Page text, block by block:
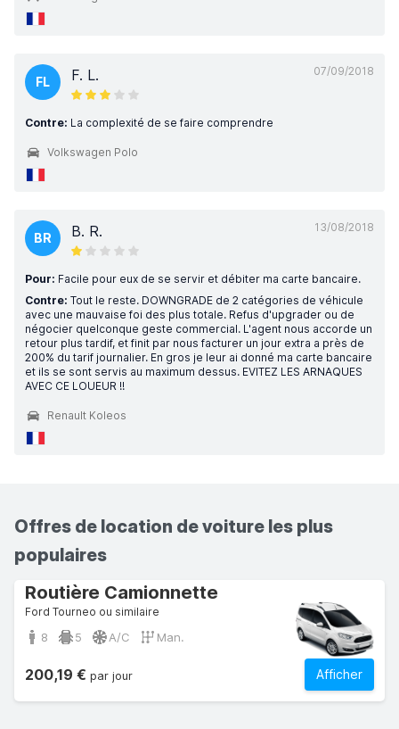
07/09/2018
FL F. L.
Contre: La complexité de se faire comprendre
Volkswagen Polo
13/08/2018
BR B. R.
Pour: Facile pour eux de se servir et débiter ma carte bancaire.
Contre: Tout le reste. DOWNGRADE de 2 catégories de véhicule
avec une mauvaise foi des plus totale. Refus d'upgrader ou de
négocier quelconque geste commercial. L'agent nous accorde un
retour plus tardif, et finit par nous facturer un jour extra a près de
200% du tarif journalier. En gros je leur ai donné ma carte bancaire
et ils se sont servis au maximum dessus. EVITEZ LES ARNAQUES
AVEC CE LOUEUR !!
Renault Koleos
Offres de location de voiture les plus
populaires
Routière Camionnette
Ford Tourneo ou similaire
8 5 A/C Man.
Afficher
200,19 € par jour